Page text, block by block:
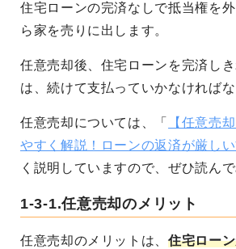
住宅ローンの完済なしで抵当権を
ら家を売りに出します。
任意売却後、住宅ローンを完済し
は、続けて支払っていかなければな
任意売却については、「
【任意売
やすく解説！ローンの返済が厳し
く説明していますので、ぜひ読んで
1-3-1.任意売却のメリット
任意売却のメリットは、住宅ロー